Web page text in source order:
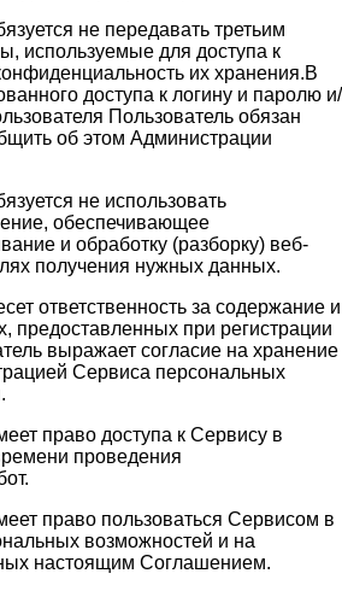
не передавать третьим
используемые для доступа к
их хранения.В
доступа к логину и паролю и/
Пользователь обязан
об этом Администрации
не использовать
обеспечивающее
и обработку (разборку) веб-
получения нужных данных.
ответственность за содержание и
предоставленных при регистрации
выражает согласие на хранение
Сервиса персональных
право доступа к Сервису в
проведения
право пользоваться Сервисом в
возможностей и на
настоящим Соглашением.